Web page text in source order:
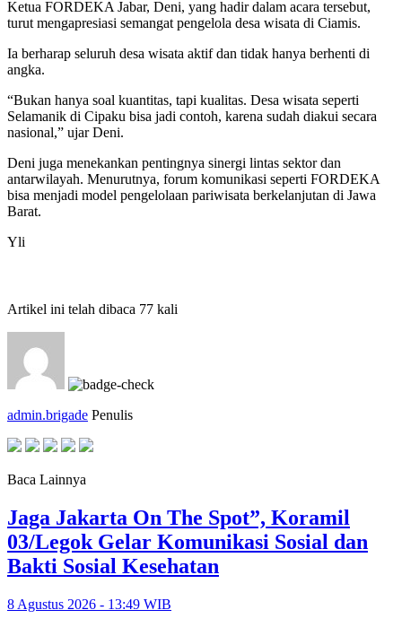
Ketua FORDEKA Jabar, Deni, yang hadir dalam acara tersebut,
turut mengapresiasi semangat pengelola desa wisata di Ciamis.
Ia berharap seluruh desa wisata aktif dan tidak hanya berhenti di
angka.
“Bukan hanya soal kuantitas, tapi kualitas. Desa wisata seperti
Selamanik di Cipaku bisa jadi contoh, karena sudah diakui secara
nasional,” ujar Deni.
Deni juga menekankan pentingnya sinergi lintas sektor dan
antarwilayah. Menurutnya, forum komunikasi seperti FORDEKA
bisa menjadi model pengelolaan pariwisata berkelanjutan di Jawa
Barat.
Yli
Artikel ini telah dibaca 77 kali
admin.brigade Penulis
Baca Lainnya
Jaga Jakarta On The Spot”, Koramil
03/Legok Gelar Komunikasi Sosial dan
Bakti Sosial Kesehatan
8 Agustus 2026 - 13:49 WIB